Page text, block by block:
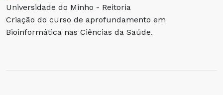
Universidade do Minho - Reitoria
Criação do curso de aprofundamento em
Bioinformática nas Ciências da Saúde.